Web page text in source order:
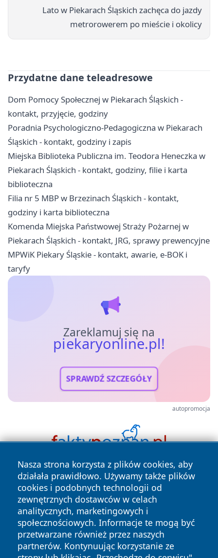
Lato w Piekarach Śląskich zachęca do jazdy
metrorowerem po mieście i okolicy
Przydatne dane teleadresowe
Dom Pomocy Społecznej w Piekarach Śląskich -
kontakt, przyjęcie, godziny
Poradnia Psychologiczno-Pedagogiczna w Piekarach
Śląskich - kontakt, godziny i zapis
Miejska Biblioteka Publiczna im. Teodora Heneczka w
Piekarach Śląskich - kontakt, godziny, filie i karta
biblioteczna
Filia nr 5 MBP w Brzezinach Śląskich - kontakt,
godziny i karta biblioteczna
Komenda Miejska Państwowej Straży Pożarnej w
Piekarach Śląskich - kontakt, JRG, sprawy prewencyjne
MPWiK Piekary Śląskie - kontakt, awarie, e-BOK i
taryfy
Zareklamuj się na
piekaryonline.pl!
SPRAWDŹ SZCZEGÓŁY
autopromocja
Nasza strona korzysta z plików cookies, aby
działała prawidłowo. Używamy także plików
cookies i podobnych technologii od
zewnętrznych dostawców w celach
analitycznych, marketingowych i
społecznościowych. Informacje te mogą być
przetwarzane również przez naszych
partnerów. Kontynuując korzystanie ze
Copyright © 2026 piekaryonline.pl Wszystkie prawa
zastrzeżone.